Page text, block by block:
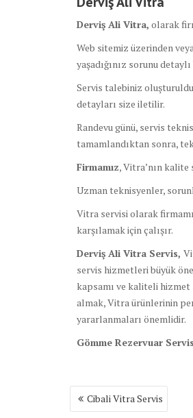
Derviş Ali Vitra, olarak
Web sitemiz üzerinden
yaşadığınız sorunu
Servis talebiniz
detayları size iletilir.
Randevu günü, servis
tamamlandıktan sonra,
Firmamız, Vitra’nın
Uzman teknisyenler,
Vitra servisi olarak
karşılamak için çalışır.
Derviş Ali Vitra Servis,
servis hizmetleri büyük
kapsamı ve kaliteli hizmet
almak, Vitra ürünlerinin
yararlanmaları önemlidir.
Gömme Rezervuar Servis
Yazı
gezinmesi
Cibali Vitra Servis